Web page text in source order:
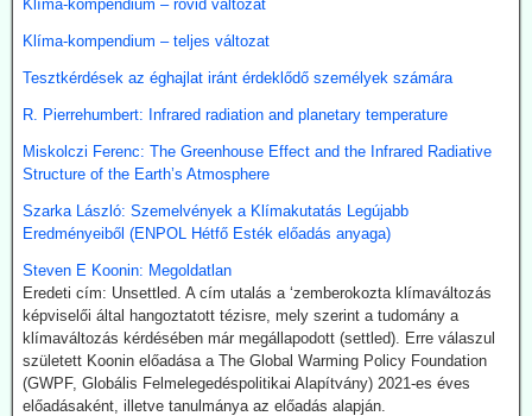
A növényi olaj- és állati zsírhulladékból nemcsak autóüzemanyagot
lehet gyártani, hanem kerozint is. Az így nyert üzemanyag neve
Sustainable Aviation Fuel (fenntartható kerozin, SAF). Előállítása
ma 2-5-ször drágább, mint a hagyományos keroziné, de
klímavédelmi okok miatt a légitársaságok érdeklődnek az
India új utat céloz meg az előállításnál. A mezőgazdasági
hulladékokból (magas CO-tartalmú) szintézisgázt lehet gyártani,
amit a Fischer-Tropsch eljárás szerint hidrogénnel reagáltatva
folyékony szénhidrogén-keveréket, azaz benzint kapunk. A folyamat
megfelelő irányításánál a végtermék kerozin. A hidrogént -
legalábbis indiai források szerint elektrolízissel kívánják előállítani.
Kommentárunk: Semmi kifogásunk nincs a zöld technológiák ellen.
Problémánk avval van, ha a zöldenergiagyártás súlyos állami, értsd
adófizetői szubvenciókból akar megélni - az idők végezetéig.
Klíma-kompendium – rövid változat
Klíma-kompendium – teljes változat
Tesztkérdések az éghajlat iránt érdeklődő személyek számára
R. Pierrehumbert: Infrared radiation and planetary temperature
Miskolczi Ferenc: The Greenhouse Effect and the Infrared Radiative
Structure of the Earth’s Atmosphere
Szarka László: Szemelvények a Klímakutatás Legújabb
Eredményeiből (ENPOL Hétfő Esték előadás anyaga)
Steven E Koonin: Megoldatlan
Eredeti cím: Unsettled. A cím utalás a ‘zemberokozta klímaváltozás
képviselői által hangoztatott tézisre, mely szerint a tudomány a
klímaváltozás kérdésében már megállapodott (settled). Erre válaszul
született Koonin előadása a The Global Warming Policy Foundation
(GWPF, Globális Felmelegedéspolitikai Alapítvány) 2021-es éves
előadásaként, illetve tanulmánya az előadás alapján.